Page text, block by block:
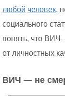
любой человек,
социального
понять, что ВИЧ
от личностных
ВИЧ — не